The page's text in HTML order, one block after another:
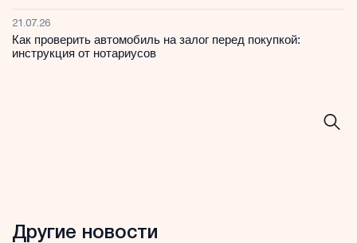
21.07.26
Как проверить автомобиль на залог перед покупкой:
инструкция от нотариусов
Другие новости